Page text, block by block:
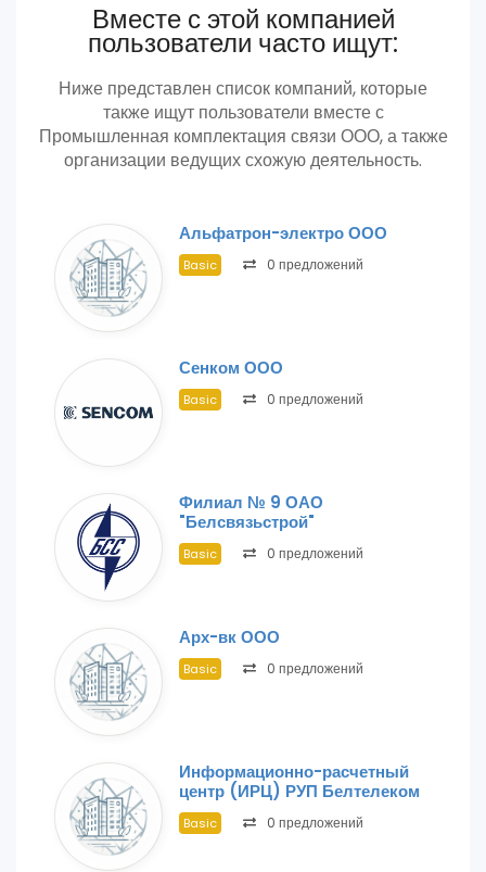
Вместе с этой компанией
пользователи часто ищут:
Ниже представлен список компаний, которые
также ищут пользователи вместе с
Промышленная комплектация связи ООО, а также
организации ведущих схожую деятельность.
Альфатрон-электро ООО
Basic 0 предложений
Сенком ООО
Basic 0 предложений
Филиал № 9 ОАО
"Белсвязьстрой"
Basic 0 предложений
Арх-вк ООО
Basic 0 предложений
Информационно-расчетный
центр (ИРЦ) РУП Белтелеком
Basic 0 предложений